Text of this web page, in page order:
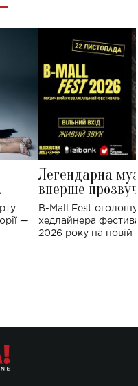
—
Легендарна
вперше
Україні: де
B-Mall Fest
хедлайнера
2026 року на новій